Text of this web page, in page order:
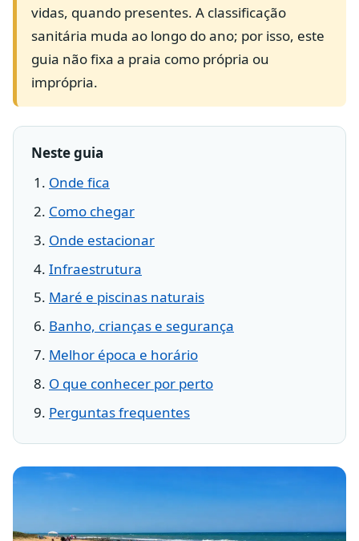
vidas, quando presentes. A classificação
sanitária muda ao longo do ano; por isso, este
guia não fixa a praia como própria ou
imprópria.
Neste guia
Onde fica
Como chegar
Onde estacionar
Infraestrutura
Maré e piscinas naturais
Banho, crianças e segurança
Melhor época e horário
O que conhecer por perto
Perguntas frequentes